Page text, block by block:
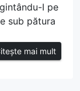
I pe
sub pătura
mai mult